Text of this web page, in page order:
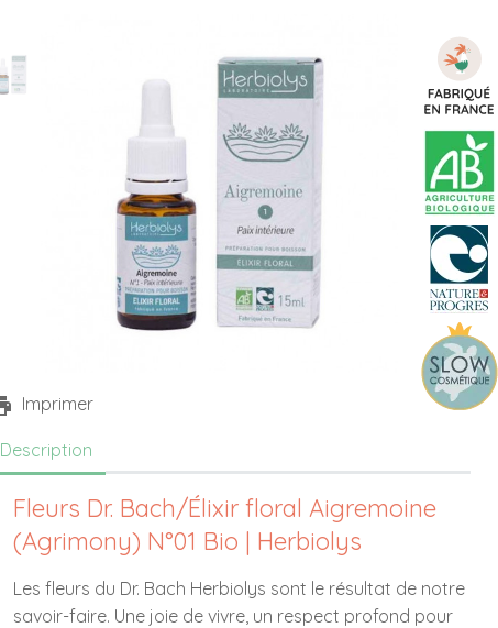
Imprimer
Description
Fleurs Dr. Bach/Élixir floral Aigremoine
(Agrimony) N°01 Bio | Herbiolys
Les fleurs du Dr. Bach Herbiolys sont le résultat de notre
savoir-faire. Une joie de vivre, un respect profond pour